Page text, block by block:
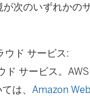
次のいずれかの
ウド サービス:
ド サービス。
は、 Amazon